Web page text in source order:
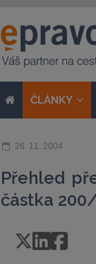
ČLÁNKY
26. 11. 2004
Přehled
částka